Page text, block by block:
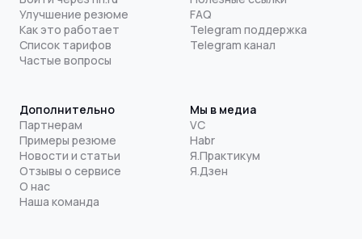
Улучшение резюме
Как это работает
Список тарифов
Частые вопросы
FAQ
Telegram поддержка
Telegram канал
Дополнительно
Партнерам
Примеры резюме
Новости и статьи
Отзывы о сервисе
О нас
Наша команда
Мы в медиа
VC
Habr
Я.Практикум
Я.Дзен